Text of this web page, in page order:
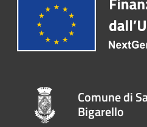
Comune di
Bigarello